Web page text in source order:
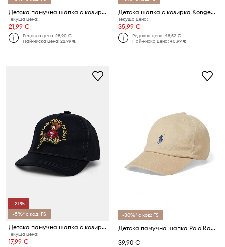
Детска памучна шапка с козирка Liewood Rory Panda Cap
Текуща цена:
21,99 €
Редовна цена:28,90 €
Най-ниска цена:22,99 €
Детска шапка с козирка Konges Sløjd JUNO CAP
Текуща цена:
35,99 €
Редовна цена:48,52 €
Най-ниска цена:40,99 €
-21%
-5%* с код: FS
Детска памучна шапка с козирка Guess
Текуща цена:
17,99 €
-30%* с код: FS
Детска памучна шапка Polo Ralph Lauren
39,90 €